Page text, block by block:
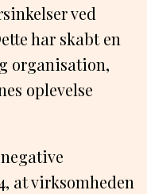
ved
har skabt en
organisation,
oplevelse
at virksomheden